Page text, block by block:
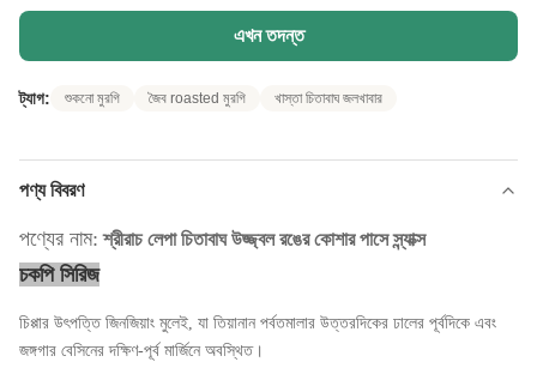
এখন তদন্ত
ট্যাগ: শুকনো মুরগি জৈব roasted মুরগি খাস্তা চিতাবাঘ জলখাবার
পণ্য বিবরণ
পণ্যের নাম: শ্রীরাচ লেপা চিতাবাঘ উজ্জ্বল রঙের কোশার পাসে স্ন্যাক্স
চকপি সিরিজ
চিপ্পার উৎপত্তি জিনজিয়াং মুলেই, যা তিয়ানান পর্বতমালার উত্তরদিকের ঢালের পূর্বদিকে এবং
জঙ্গগার বেসিনের দক্ষিণ-পূর্ব মার্জিনে অবস্থিত।